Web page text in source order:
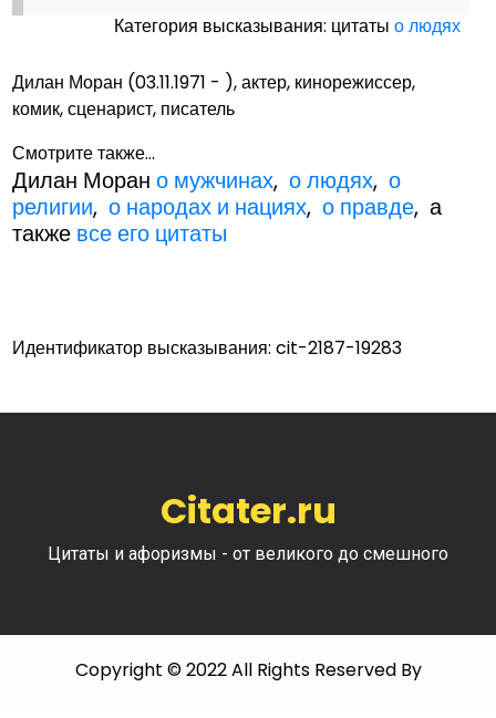
Категория высказывания: цитатыо людях
Дилан Моран (03.11.1971 - ), актер, кинорежиссер,
комик, сценарист, писатель
Смотрите также...
Дилан Морано мужчинах,о людях,о
религии,о народах и нациях,о правде, а
также все его цитаты
Идентификатор высказывания: cit-2187-19283
Citater.ru
Цитаты и афоризмы - от великого до смешного
Copyright © 2022 All Rights Reserved By